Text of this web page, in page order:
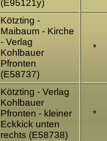
(E95121y)
Kötzting -
Maibaum - Kirche
- Verlag
Kohlbauer
Pfronten
(E58737)
*
Kötzting - Verlag
Kohlbauer
Pfronten - kleiner
Eckkick unten
rechts (E58738)
*